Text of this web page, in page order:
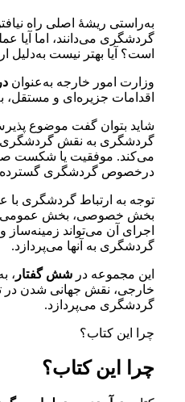
به‌راستی ريشۀ اصلی راه
گردشگری می‌دانند، اما آيا
است؟ آيا بهتر نيست به‌دليل
وزارت امور خارجه به‌‏عنوان
اقدامات جزيره‏‌ای و
شايد بتوان گفت موضوع
گردشگری به نقش گردشگری در
می‌کند. موفقیت یا شکست
درخصوص گردشگری
توجه به ارتباط گردشگری
بخش خصوصی، بخش عمومی،
اجرای آن می‏‌تواند
گردشگری به آنها می‌پردازد.
این مجموعه در شش گفتار ،
خارجی، نقش جهانی شدن در
گردشگری می‌پردازد.
چرا این کتاب؟
چرا این کتاب؟